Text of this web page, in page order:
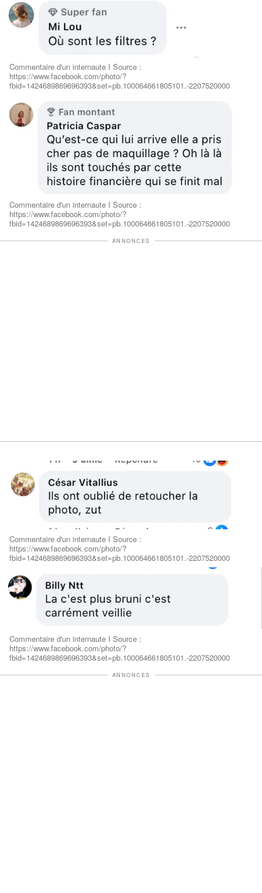
Commentaire d'un internaute I Source :
https://www.facebook.com/photo/?
fbid=1424689869696393&set=pb.100064661805101.-2207520000
Commentaire d'un internaute I Source :
https://www.facebook.com/photo/?
fbid=1424689869696393&set=pb.100064661805101.-2207520000
ANNONCES
Commentaire d'un internaute I Source :
https://www.facebook.com/photo/?
fbid=1424689869696393&set=pb.100064661805101.-2207520000
Commentaire d'un internaute I Source :
https://www.facebook.com/photo/?
fbid=1424689869696393&set=pb.100064661805101.-2207520000
ANNONCES